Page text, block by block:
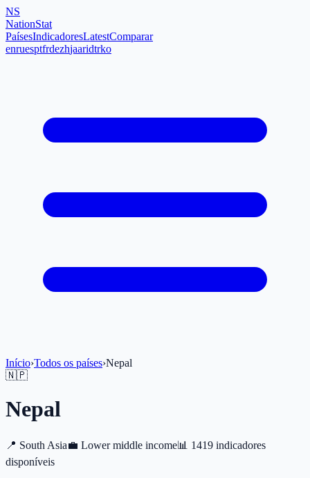
NS
NationStat
PaísesIndicadoresLatestComparar
enruesptfrdezhjaaridtrko
Início›Todos os países›Nepal
🇳🇵
Nepal
📍 South Asia💼 Lower middle income 📊 1419 indicadores
disponíveis